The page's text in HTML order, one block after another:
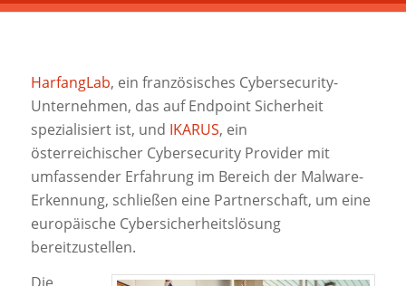
HarfangLab, ein französisches Cybersecurity-
Unternehmen, das auf Endpoint Sicherheit
spezialisiert ist, und IKARUS, ein
österreichischer Cybersecurity Provider mit
umfassender Erfahrung im Bereich der Malware-
Erkennung, schließen eine Partnerschaft, um eine
europäische Cybersicherheitslösung
bereitzustellen.